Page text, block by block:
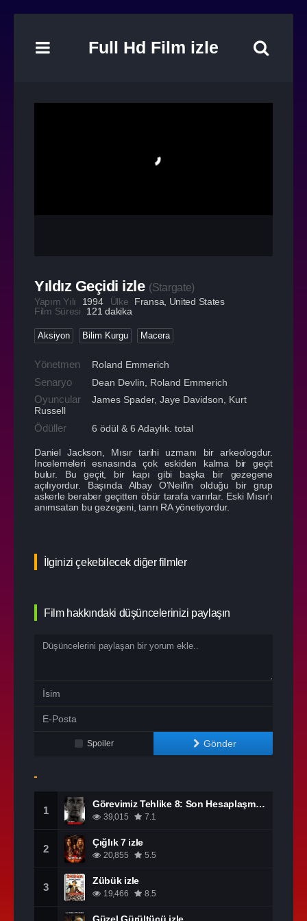
Full Hd Film izle
Yıldız Geçidi izle (Stargate)
Yapım Yılı 1994 Ülke Fransa United States
Film Süresi
121 dakika
Aksiyon Bilim Kurgu Macera
Yönetmen Roland Emmerich
Senaryo Dean Devlin, Roland Emmerich
Oyuncular James Spader, Jaye Davidson
Kurt
Russell
Ödüller 6 ödül & 6 Adaylık. total
Daniel Jackson, Mısır tarihi uzmanı bir arkeologdur.
İncelemeleri esnasında çok eskiden kalma bir geçit
bulur. Bu geçit, bir kapı gibi başka bir gezegene
açılıyordur. Başında Albay O'Neil'in olduğu bir grup
askerle beraber geçitten öbür tarafa varırlar. Eski Mısır'ı
anımsatan bu gezegeni, tanrı RA yönetiyordur.
İlginizi çekebilecek diğer filmler
Film hakkındaki düşüncelerinizi paylaşın
Spoiler Gönder
1
Görevimiz Tehlike 8: Son Hesaplaşma izle
39,015 7.1
2
Çığlık 7 izle
20,855 5.5
3
Zübük izle
19,466 8.5